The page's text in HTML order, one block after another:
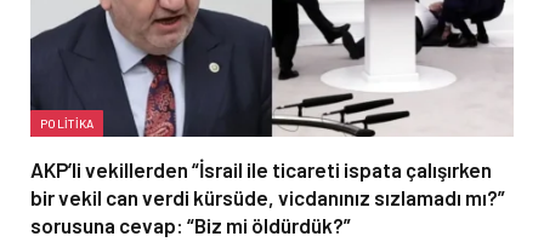
POLITIKA
AKP’li vekillerden “İsrail ile ticareti ispata çalışırken
bir vekil can verdi kürsüde, vicdanınız sızlamadı mı?”
sorusuna cevap: “Biz mi öldürdük?”